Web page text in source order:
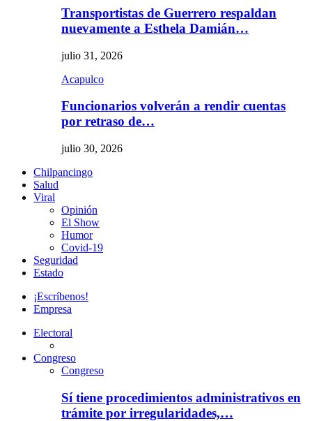
Transportistas de Guerrero respaldan
nuevamente a Esthela Damián…
julio 31, 2026
Acapulco
Funcionarios volverán a rendir cuentas
por retraso de…
julio 30, 2026
Chilpancingo
Salud
Viral
Opinión
El Show
Humor
Covid-19
Seguridad
Estado
¡Escríbenos!
Empresa
Electoral
Congreso
Congreso
Sí tiene procedimientos administrativos en
trámite por irregularidades,…